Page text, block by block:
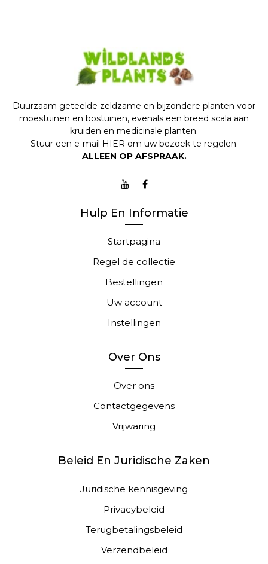
Duurzaam geteelde zeldzame en bijzondere planten voor
moestuinen en bostuinen, evenals een breed scala aan
kruiden en medicinale planten.
Stuur een e-mail HIER om uw bezoek te regelen.
ALLEEN OP AFSPRAAK.
Hulp En Informatie
Startpagina
Regel de collectie
Bestellingen
Uw account
Instellingen
Over Ons
Over ons
Contactgegevens
Vrijwaring
Beleid En Juridische Zaken
Juridische kennisgeving
Privacybeleid
Terugbetalingsbeleid
Verzendbeleid